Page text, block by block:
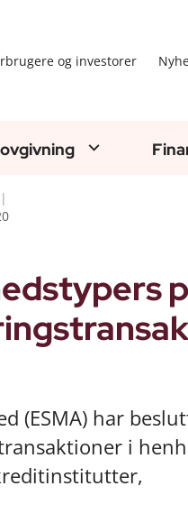
og investorer
(ESMA) har
i